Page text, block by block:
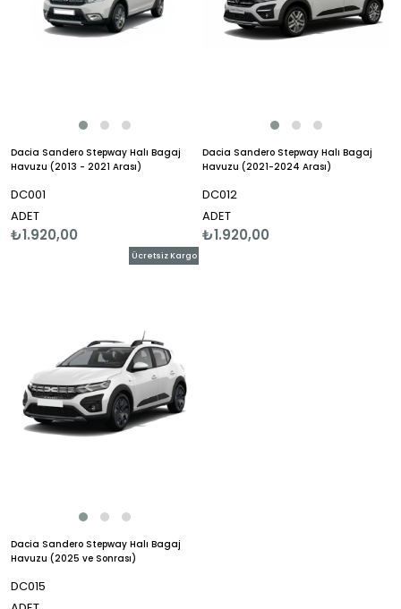
Dacia Sandero Stepway Halı Bagaj
Havuzu (2013 - 2021 Arası)
DC001
ADET
₺1.920,00
Dacia Sandero Stepway Halı Bagaj
Havuzu (2021-2024 Arası)
DC012
ADET
₺1.920,00
Dacia Sandero Stepway Halı Bagaj
Havuzu (2025 ve Sonrası)
DC015
Ücretsiz Kargo